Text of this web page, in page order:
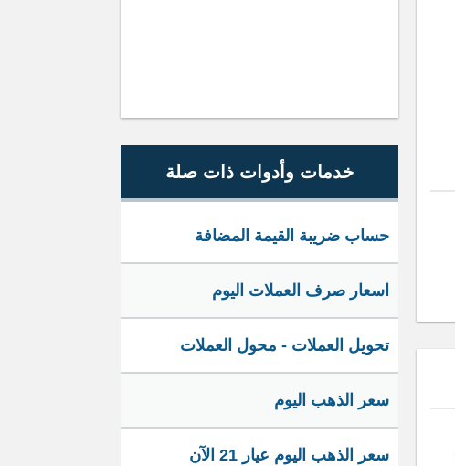
خدمات وأدوات ذات صلة
حساب ضريبة القيمة المضافة
اسعار صرف العملات اليوم
تحويل العملات - محول العملات
سعر الذهب اليوم
سعر الذهب اليوم عيار 21 الآن